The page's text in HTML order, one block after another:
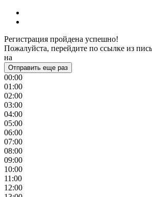
Регистрация пройдена успешно!
Пожалуйста, перейдите по ссылке из
на
Отправить еще раз
00:00
01:00
02:00
03:00
04:00
05:00
06:00
07:00
08:00
09:00
10:00
11:00
12:00